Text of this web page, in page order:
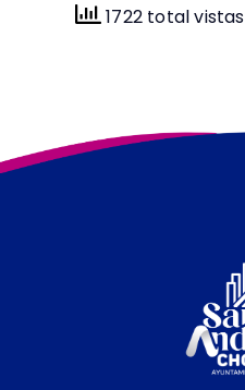
1722 total vistas